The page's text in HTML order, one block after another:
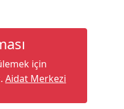
için
Aidat Merkezi